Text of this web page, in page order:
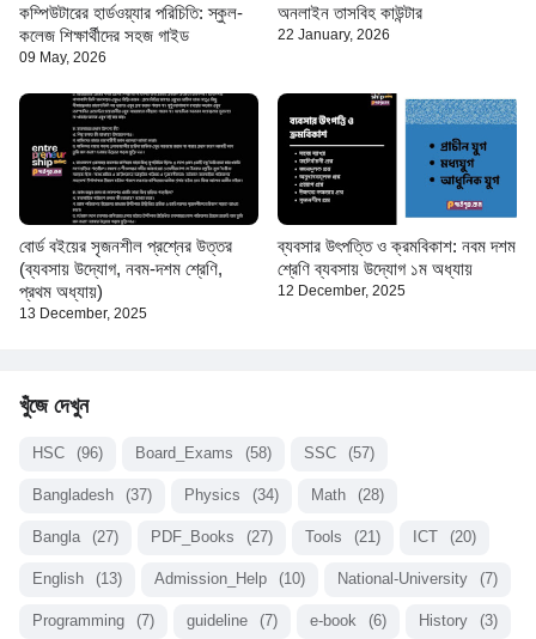
কম্পিউটারের হার্ডওয়্যার পরিচিতি: স্কুল-
কলেজ শিক্ষার্থীদের সহজ গাইড
09 May, 2026
অনলাইন তাসবিহ কাউন্টার
22 January, 2026
বোর্ড বইয়ের সৃজনশীল প্রশ্নের উত্তর
(ব্যবসায় উদ্যোগ, নবম-দশম শ্রেণি,
প্রথম অধ্যায়)
13 December, 2025
ব্যবসার উৎপত্তি ও ক্রমবিকাশ: নবম দশম
শ্রেণি ব্যবসায় উদ্যোগ ১ম অধ্যায়
12 December, 2025
খুঁজে দেখুন
HSC (96) Board_Exams (58) SSC (57)
Bangladesh (37) Physics (34) Math (28)
Bangla (27) PDF_Books (27) Tools (21) ICT (20)
English (13) Admission_Help (10) National-University (7)
Programming (7) guideline (7) e-book (6) History (3)